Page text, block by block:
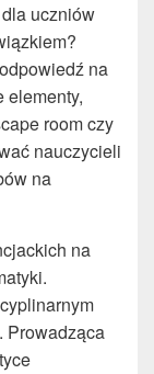
uczniów
na
elementy,
room czy
nauczycieli
na
na
Prowadząca